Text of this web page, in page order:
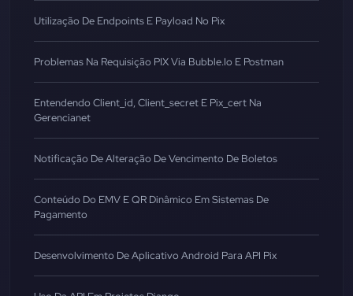
Utilização De Endpoints E Payload No Pix
Problemas Na Requisição PIX Via Bubble.io E Postman
Entendendo Client_id, Client_secret E Pix_cert Na
Gerencianet
Notificação De Alteração De Vencimento De Boletos
Conteúdo Do EMV E QR Dinâmico Em Sistemas De
Pagamento
Desenvolvimento De Aplicativo Android Para API Pix